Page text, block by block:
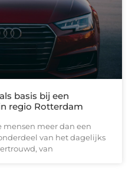
basis bij een
regio Rotterdam
mensen meer dan een
van het dagelijks
van